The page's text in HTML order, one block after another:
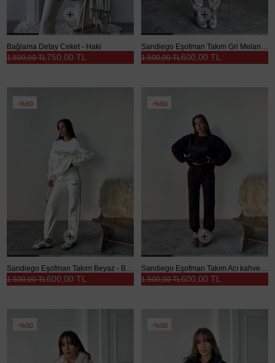
Bağlama Detay Ceket - Haki
750,00 TL
1.500,00 TL
Sandiego Eşofman Takım Gri Melanj - Gri
600,00 TL
1.500,00 TL
%60
600,00 TL
1.500,00 TL
%60
600,00 TL
1.500,00 TL
%50 %50